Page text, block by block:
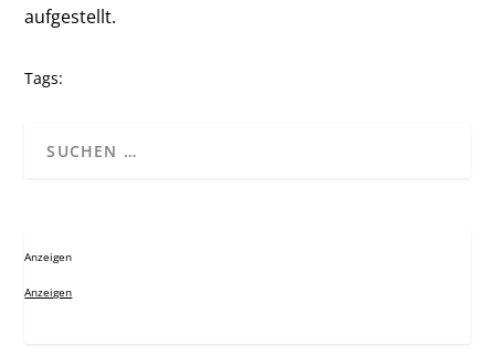
aufgestellt.
Tags:
Anzeigen
Anzeigen